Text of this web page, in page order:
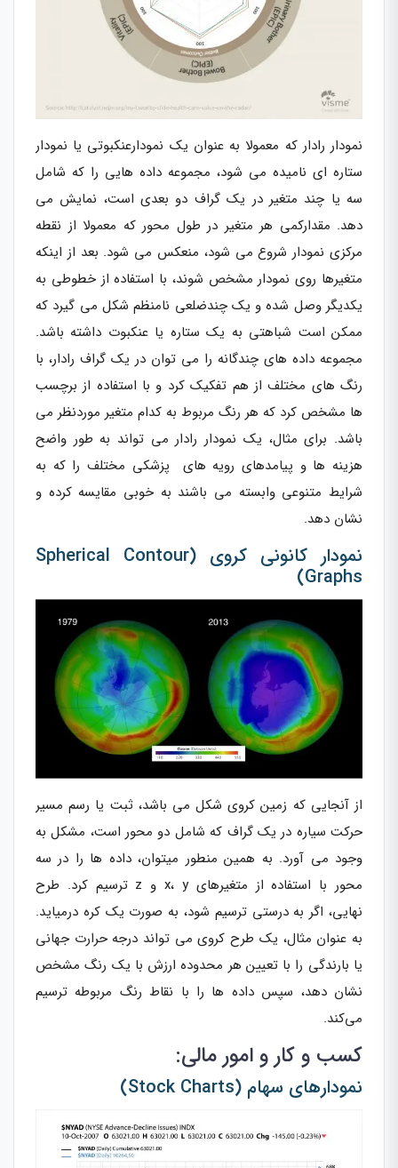
نمودار رادار که معمولا به عنوان یک نمودارعنکبوتی یا نمودار
ستاره ای نامیده می شود، مجموعه داده هایی را که شامل
سه یا چند متغیر در یک گراف دو بعدی است، نمایش می
دهد. مقدارکمی هر متغیر در طول محور که معمولا از نقطه
مرکزی نمودار شروع می شود، منعکس می شود. بعد از اینکه
متغیرها روی نمودار مشخص شوند، با استفاده از خطوطی به
یکدیگر وصل شده و یک چندضلعی نامنظم شکل می گیرد که
ممکن است شباهتی به یک ستاره یا عنکبوت داشته باشد.
مجموعه داده های چندگانه را می توان در یک گراف رادار، با
رنگ های مختلف از هم تفکیک کرد و با استفاده از برچسب
ها مشخص کرد که هر رنگ مربوط به کدام متغیر موردنظر می
باشد. برای مثال، یک نمودار رادار می تواند به طور واضح
هزینه ها و پیامدهای رویه های پزشکی مختلف را که به
شرایط متنوعی وابسته می باشند به خوبی مقایسه کرده و
نشان دهد.
نمودار کانونی کروی (Spherical Contour
Graphs)
از آنجایی که زمین کروی شکل می باشد، ثبت یا رسم مسیر
حرکت سیاره در یک گراف که شامل دو محور است، مشکل به
وجود می آورد. به همین منطور میتوان، داده ها را در سه
محور با استفاده از متغیرهای x، y و z ترسیم کرد. طرح
نهایی، اگر به درستی ترسیم شود، به صورت یک کره درمیاید.
به عنوان مثال، یک طرح کروی می تواند درجه حرارت جهانی
یا بارندگی را با تعیین هر محدوده ارزش با یک رنگ مشخص
نشان دهد، سپس داده ها را با نقاط رنگ مربوطه ترسیم
می‌کند.
کسب و کار و امور مالی:
نمودارهای سهام (Stock Charts)